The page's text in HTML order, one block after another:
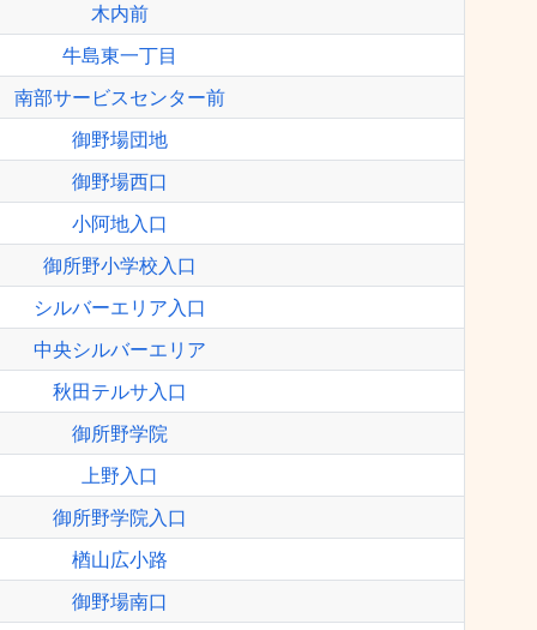
木内前
牛島東一丁目
南部サービスセンター前
御野場団地
御野場西口
小阿地入口
御所野小学校入口
シルバーエリア入口
中央シルバーエリア
秋田テルサ入口
御所野学院
上野入口
御所野学院入口
楢山広小路
御野場南口